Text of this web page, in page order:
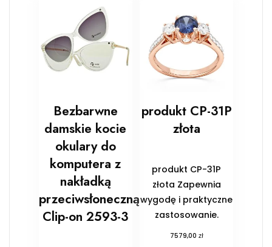
Bezbarwne
damskie kocie
okulary do
komputera z
nakładką
przeciwsłoneczną
Clip-on 2593-3
produkt CP-31P
złota
produkt CP-31P
złota Zapewnia
wygodę i praktyczne
zastosowanie.
7579,00 zł